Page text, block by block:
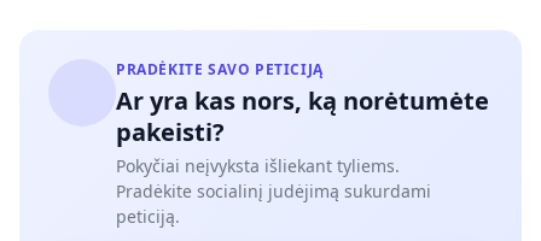
PRADĖKITE SAVO PETICIJĄ
Ar yra kas nors, ką norėtumėte
pakeisti?
Pokyčiai neįvyksta išliekant tyliems.
Pradėkite socialinį judėjimą sukurdami
peticiją.